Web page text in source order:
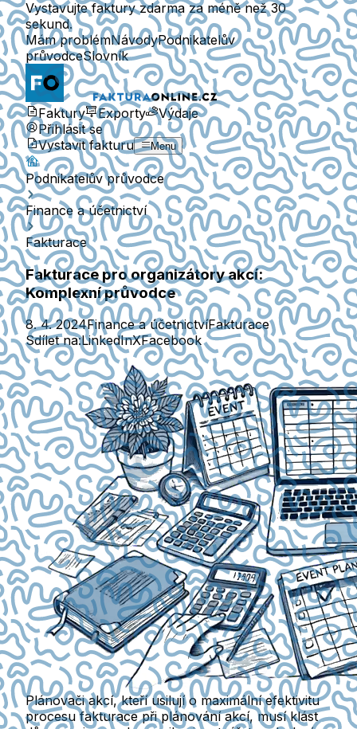
Vystavujte faktury zdarma za méně než 30
sekund.
Mám problémNávodyPodnikatelův
průvodceSlovník
Faktury Exporty
Výdaje
Přihlásit se
Vystavit fakturu
Menu
Podnikatelův průvodce
Finance a účetnictví
Fakturace
Fakturace pro organizátory akcí:
Komplexní průvodce
8. 4. 2024Finance a účetnictvíFakturace
Sdílet na:LinkedInXFacebook
Plánovači akcí, kteří usilují o maximální efektivitu
procesu fakturace při plánování akcí, musí klást